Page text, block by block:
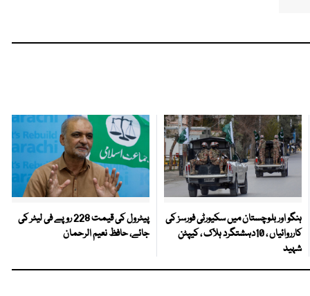
ہنگو اور بلوچستان میں سکیورٹی فورسز کی
کارروائیاں ، 10دہشتگرد ہلاک ، کیپٹن
شہید
پیٹرول کی قیمت 228 روپے فی لیٹر کی
جائے، حافظ نعیم الرحمان